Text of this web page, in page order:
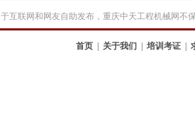
互联网和网友自助发布，重庆中天工程机械网
首页 关于我们 培训考证